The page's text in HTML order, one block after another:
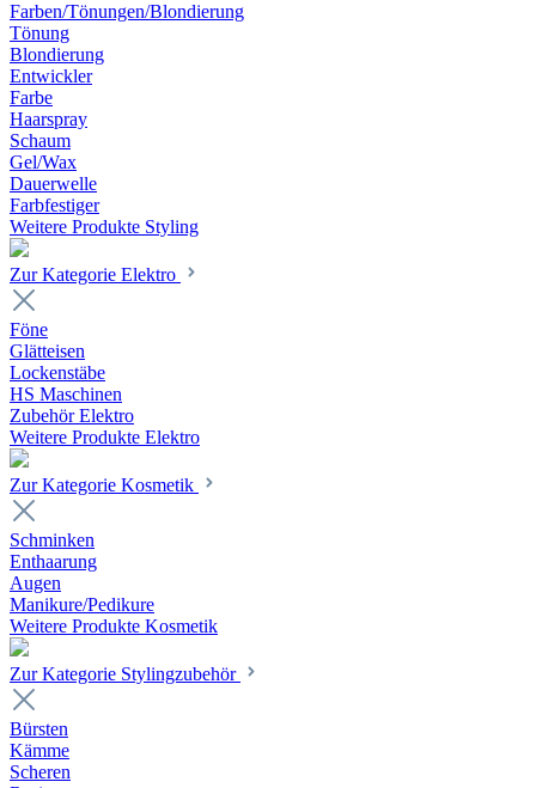
Farben/Tönungen/Blondierung
Tönung
Blondierung
Entwickler
Farbe
Haarspray
Schaum
Gel/Wax
Dauerwelle
Farbfestiger
Weitere Produkte Styling
Zur Kategorie Elektro
Föne
Glätteisen
Lockenstäbe
HS Maschinen
Zubehör Elektro
Weitere Produkte Elektro
Zur Kategorie Kosmetik
Schminken
Enthaarung
Augen
Manikure/Pedikure
Weitere Produkte Kosmetik
Zur Kategorie Stylingzubehör
Bürsten
Kämme
Scheren